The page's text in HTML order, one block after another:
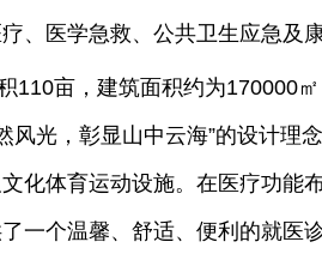
、医学急救、公共卫生应急及
亩，建筑面积约为170000
光，彰显山中云海”的设计理
化体育运动设施。在医疗功能
一个温馨、舒适、便利的就医诊